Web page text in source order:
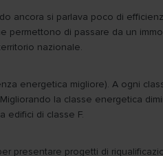
ancora si parlava poco di
di passare da un
nazionale.
energetica migliore). A ogni
la classe energetica
edifici di classe F.
progetti di